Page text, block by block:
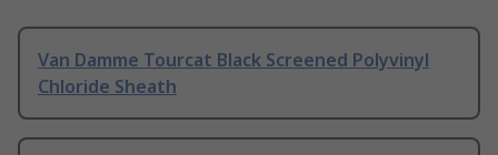
Van Damme Tourcat Black Screened Polyvinyl
Chloride Sheath